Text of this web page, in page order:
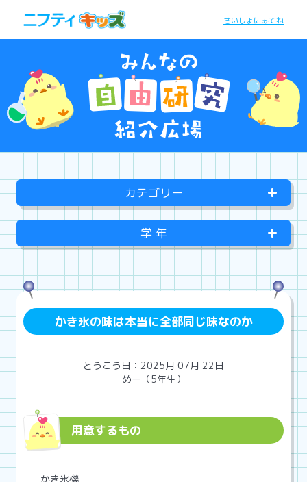
さいしょにみてね
カテゴリー
学 年
かき氷の味は本当に全部同じ味なのか
とうこう日：2025月 07月 22日
めー（5年生）
用意するもの
かき氷機